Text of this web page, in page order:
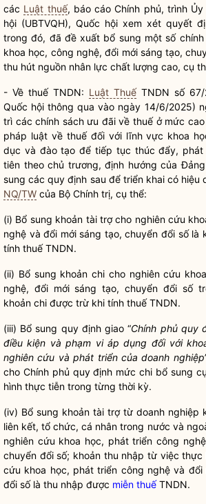
các Luật thuế, báo cáo Chính phủ, trình
hội (UBTVQH), Quốc hội xem xét quyết
trong đó, đã đề xuất bổ sung một số
khoa học, công nghệ, đổi mới sáng tạo,
thu hút nguồn nhân lực chất lượng cao, cụ
- Về thuế TNDN: Luật ThuếTNDN số 67/
Quốc hội thông qua vào ngày 14/6/2025)
trì các chính sách ưu đãi về thuế ở mức
pháp luậtvề thuế đối với lĩnh vực khoa
dục và đào tạo để tiếp tục thúc đẩy,
tiên theo chủ trương, định hướng của
sung các quy định sau để triển khai có hiệu
NQ/TW của Bộ Chính trị, cụ thể:
(i) Bổ sung khoản tài trợ cho nghiên cứu
nghệ và đổi mới sáng tạo, chuyển đổi số là
tính thuế TNDN.
(ii) Bổ sung khoản chi cho nghiên cứu
nghệ, đổi mới sáng tạo, chuyển đổi số
khoản chi được trừ khi tính thuế TNDN.
(iii) Bổ sung quy định giao “Chính phủ quy
điều kiện và phạm vi áp dụng đối với
nghiên cứu và phát triển của doanh nghiệp
cho Chính phủ quy định mức chi bổ sung
hình thực tiễn trong từng thời kỳ.
(iv) Bổ sung khoản tài trợ từ doanh nghiệp
liên kết, tổ chức, cá nhân trong nước và
nghiên cứu khoa học, phát triển công
chuyển đổi số; khoản thu nhập từ việc thực
cứu khoa học, phát triển công nghệ và đổi
đổi số là thu nhập được miễn thuếTNDN.